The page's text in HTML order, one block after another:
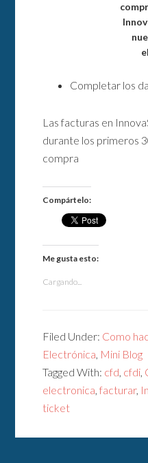
Completar los
Las facturas en
durante los primeros
compra
Compártelo:
Me gusta esto:
Cargando...
Filed Under: Como
Electrónica, Mini Blog
Tagged With: cfd, cfdi,
electronica,facturar,
ticket